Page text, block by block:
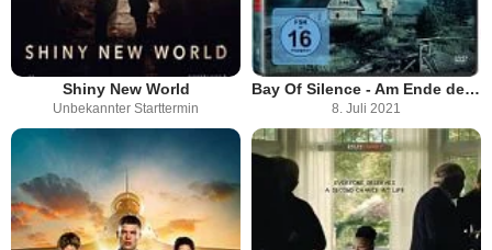
Shiny New World
Unbekannter Starttermin
Bay Of Silence - Am Ende des Schweigens
8. Juli 2021